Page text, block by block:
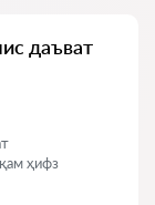
даъват
ҳифз